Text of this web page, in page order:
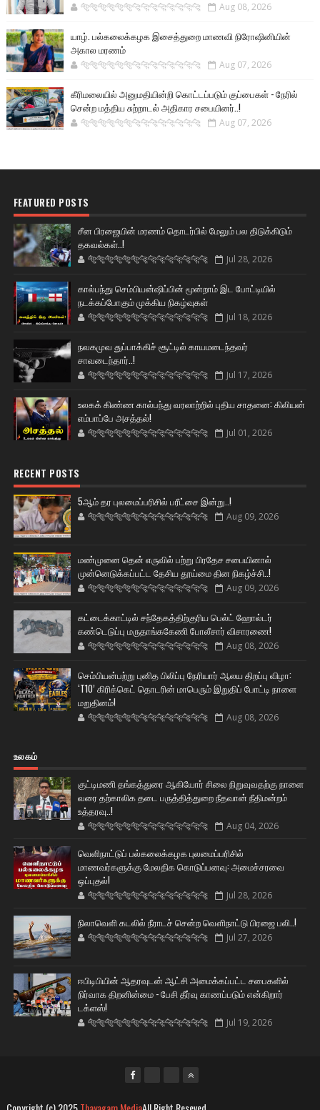
🐅🐅🐅🐅🐅🐅🐆🐆🐆🐆🐆🐆🐆🐆 Aug 08, 2026
யாழ். பல்கலைக்கழக இசைத்துறை மாணவி நிரோஷினியின்
அகால மரணம்
🐅🐅🐅🐅🐅🐅🐆🐆🐆🐆🐆🐆🐆🐆 Aug 07, 2026
கீரிமலையில் அனுமதியின்றி கொட்டப்படும் குப்பைகள் - நேரில்
சென்ற மத்திய சுற்றாடல் அதிகார சபையினர்..!
🐅🐅🐅🐅🐅🐅🐆🐆🐆🐆🐆🐆🐆🐆 Aug 07, 2026
FEATURED POSTS
சீன பிரஜையின் மரணம் தொடர்பில் மேலும் பல திடுக்கிடும்
தகவல்கள்..!
🐅🐅🐅🐅🐅🐅🐆🐆🐆🐆🐆🐆🐆🐆 Jul 28, 2026
கால்பந்து செம்பியன்ஷிப்பின் மூன்றாம் இட போட்டியில்
நடக்கப்போகும் முக்கிய நிகழ்வுகள்
🐅🐅🐅🐅🐅🐅🐆🐆🐆🐆🐆🐆🐆🐆 Jul 18, 2026
நவகமுவ துப்பாக்கிச் சூட்டில் காயமடைந்தவர்
சாவடைந்தார்..!
🐅🐅🐅🐅🐅🐅🐆🐆🐆🐆🐆🐆🐆🐆 Jul 17, 2026
உலகக் கிண்ண கால்பந்து வரலாற்றில் புதிய சாதனை: கிலியன்
எம்பாப்பே அசத்தல்!
🐅🐅🐅🐅🐅🐅🐆🐆🐆🐆🐆🐆🐆🐆 Jul 01, 2026
RECENT POSTS
5ஆம் தர புலமைப்பரிசில் பரீட்சை இன்று..!
🐅🐅🐅🐅🐅🐅🐆🐆🐆🐆🐆🐆🐆🐆 Aug 09, 2026
மண்முனை தென் எருவில் பற்று பிரதேச சபையினால்
முன்னெடுக்கப்பட்ட தேசிய தூய்மை தின நிகழ்ச்சி..!
🐅🐅🐅🐅🐅🐅🐆🐆🐆🐆🐆🐆🐆🐆 Aug 09, 2026
கட்டைக்காட்டில் சந்தேகத்திற்குரிய பெல்ட் ஹோல்டர்
கண்டெடுப்பு மருதாங்ககேணி போலீசார் விசாரணை!
🐅🐅🐅🐅🐅🐅🐆🐆🐆🐆🐆🐆🐆🐆 Aug 08, 2026
செம்பியன்பற்று புனித பிலிப்பு நேரியார் ஆலய திறப்பு விழா:
‘T10’ கிரிக்கெட் தொடரின் மாபெரும் இறுதிப் போட்டி நாளை
மறுதினம்!
🐅🐅🐅🐅🐅🐅🐆🐆🐆🐆🐆🐆🐆🐆 Aug 08, 2026
உலகம்
குட்டிமணி தங்கத்துரை ஆகியோர் சிலை நிறுவுவதற்கு நாளை
வரை தற்காலிக தடை பருத்தித்துறை நீதவான் நீதிமன்றம்
உத்தரவு..!
🐅🐅🐅🐅🐅🐅🐆🐆🐆🐆🐆🐆🐆🐆 Aug 04, 2026
வெளிநாட்டுப் பல்கலைக்கழக புலமைப்பரிசில்
மாணவர்களுக்கு மேலதிக கொடுப்பனவு: அமைச்சரவை
ஒப்புதல்!
🐅🐅🐅🐅🐅🐅🐆🐆🐆🐆🐆🐆🐆🐆 Jul 28, 2026
நிலாவெளி கடலில் நீராடச் சென்ற வௌிநாட்டு பிரஜை பலி..!
🐅🐅🐅🐅🐅🐅🐆🐆🐆🐆🐆🐆🐆🐆 Jul 27, 2026
ஈபிடிபியின் ஆதரவுடன் ஆட்சி அமைக்கப்பட்ட சபைகளில்
நிர்வாக திறனின்மை - பேசி தீர்வு காணப்படும் என்கிறார்
டக்ளஸ்!
🐅🐅🐅🐅🐅🐅🐆🐆🐆🐆🐆🐆🐆🐆 Jul 19, 2026